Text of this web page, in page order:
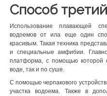
Способ третий
Использование плавающей
водоемов от ила еще один
красивым. Такая техника
и специальные амфибии.
платформа, с помощью которой
воде, так и по суше.
С помощью черпакового
участка водоема. Также в